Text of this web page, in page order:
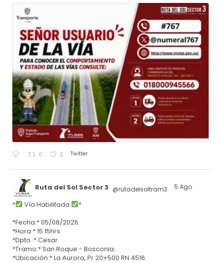
0 2 Twitter
Ruta del Sol Sector 3 @rutadelsoltram3 · 5 Ago
* Vía Habilitada
*
*Fecha:* 05/08/2026.
*Hora:* 15:15hrs.
*Dpto.:* Cesar.
*Tramo:* San Roque - Bosconia.
*Ubicación:* La Aurora, Pr 20+500 RN 4516.